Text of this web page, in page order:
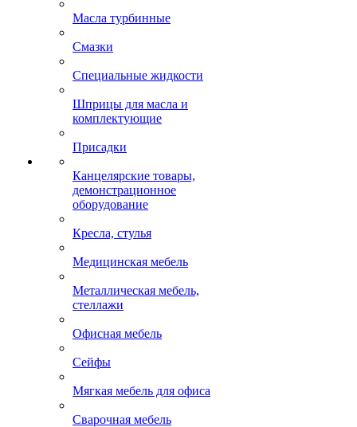
Масла турбинные
Смазки
Специальные жидкости
Шприцы для масла и
комплектующие
Присадки
Канцелярские товары,
демонстрационное
оборудование
Кресла, стулья
Медицинская мебель
Металлическая мебель,
стеллажи
Офисная мебель
Сейфы
Мягкая мебель для офиса
Сварочная мебель